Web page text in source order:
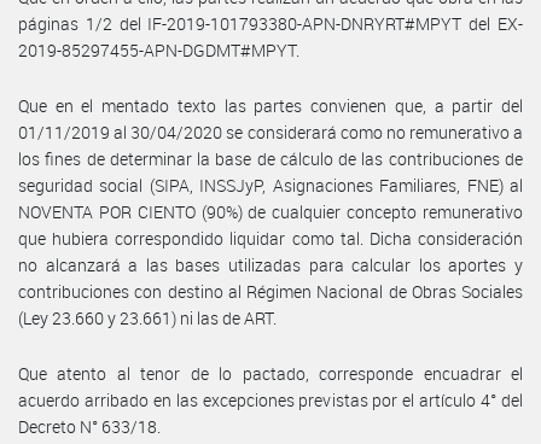
páginas 1/2 del IF-2019-101793380-APN-DNRYRT#MPYT del EX-
2019-85297455-APN-DGDMT#MPYT.
Que en el mentado texto las partes convienen que, a partir del
01/11/2019 al 30/04/2020 se considerará como no remunerativo a
los fines de determinar la base de cálculo de las contribuciones de
seguridad social (SIPA, INSSJyP, Asignaciones Familiares, FNE) al
NOVENTA POR CIENTO (90%) de cualquier concepto remunerativo
que hubiera correspondido liquidar como tal. Dicha consideración
no alcanzará a las bases utilizadas para calcular los aportes y
contribuciones con destino al Régimen Nacional de Obras Sociales
(Ley 23.660 y 23.661) ni las de ART.
Que atento al tenor de lo pactado, corresponde encuadrar el
acuerdo arribado en las excepciones previstas por el artículo 4° del
Decreto N° 633/18.